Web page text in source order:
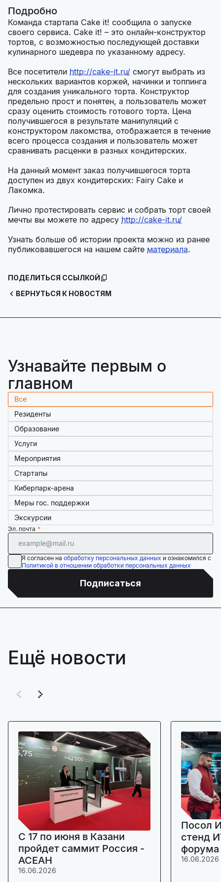
Подробно
Команда стартапа Cake it! сообщила о запуске
своего сервиса. Cake it! – это онлайн-конструктор
тортов, с возможностью последующей доставки
кулинарного шедевра по указанному адресу.
Все посетители http://cake-it.ru/ смогут выбрать из
нескольких вариантов коржей, начинки и топпинга
для создания уникального торта. Конструктор
предельно прост и понятен, а пользователь может
сразу оценить стоимость готового торта. Цена
получившегося в результате манипуляций с
конструктором лакомства, отображается в течение
всего процесса создания и пользователь может
сравнивать расценки в разных кондитерских.
На данный момент заказ получившегося торта
доступен из двух кондитерских: Fairy Cake и
Лакомка.
Лично протестировать сервис и собрать торт своей
мечты вы можете по адресу http://cake-it.ru/
Узнать больше об истории проекта можно из ранее
публиковавшегося на нашем сайте материала.
ВЕРНУТЬСЯ К НОВОСТЯМ
ПОДЕЛИТЬСЯ ССЫЛКОЙ
Узнавайте первым о
главном
Все
Резиденты
Образование
Услуги
Мероприятия
Стартапы
Киберпарк-арена
Меры гос. поддержки
Экскурсии
Эл. почта
Я согласен на обработку персональных данных и ознакомился с
Политикой в отношении обработки персональных данных
Подписаться
Ещё новости
C 17 по июня в Казани
пройдет саммит Россия -
АСЕАН
16.06.2026
Посол
стенд
16.06.2026